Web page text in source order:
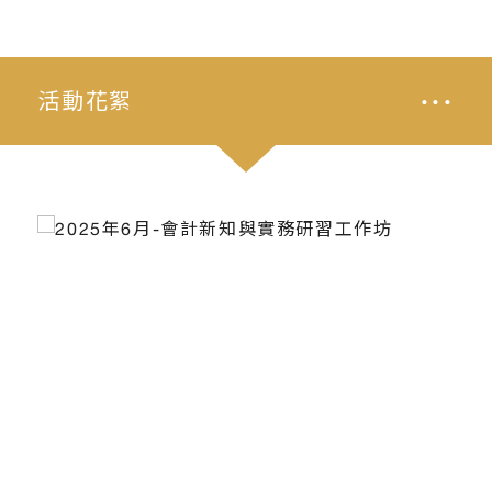
活動花絮 ···